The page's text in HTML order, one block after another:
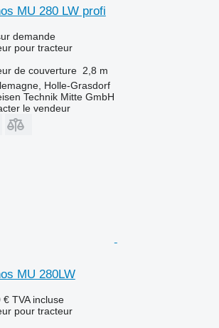
MU 280 LW profi
demande
pour tracteur
de couverture 2,8 m
Holle-Grasdorf
Technik Mitte GmbH
le vendeur
MU 280LW
€ TVA incluse
pour tracteur